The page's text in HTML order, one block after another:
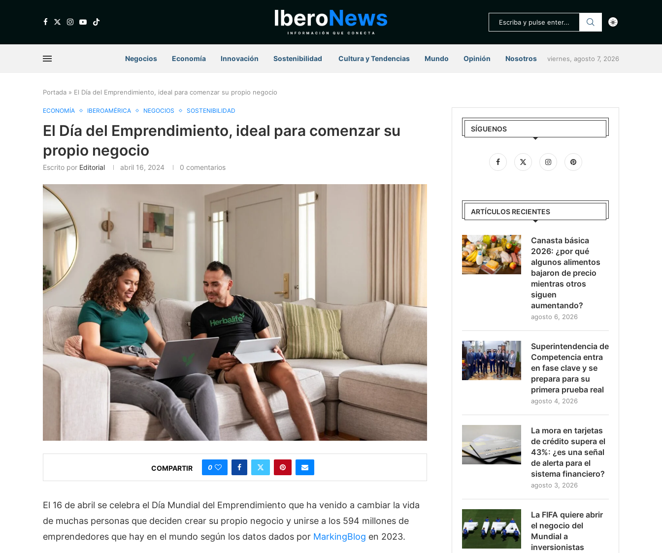
Negocios Economía Innovación Sostenibilidad ⁠ Cultura y Tendencias Mundo Opinión Nosotros viernes, agosto 7, 2026
Portada » El Día del Emprendimiento, ideal para comenzar su propio negocio
ECONOMÍA IBEROAMÉRICA NEGOCIOS SOSTENIBILIDAD
El Día del Emprendimiento, ideal para comenzar su
propio negocio
Escrito por Editorial abril 16, 2024 0 comentarios
COMPARTIR 0
El 16 de abril se celebra el Día Mundial del Emprendimiento que ha venido a cambiar la vida
de muchas personas que deciden crear su propio negocio y unirse a los 594 millones de
emprendedores que hay en el mundo según los datos dados por MarkingBlog en 2023.
SÍGUENOS
ARTÍCULOS RECIENTES
Canasta básica
2026: ¿por qué
algunos alimentos
bajaron de precio
mientras otros
siguen
aumentando?
agosto 6, 2026
Superintendencia de
Competencia entra
en fase clave y se
prepara para su
primera prueba real
agosto 4, 2026
La mora en tarjetas
de crédito supera el
43%: ¿es una señal
de alerta para el
sistema financiero?
agosto 3, 2026
La FIFA quiere abrir
el negocio del
Mundial a
inversionistas